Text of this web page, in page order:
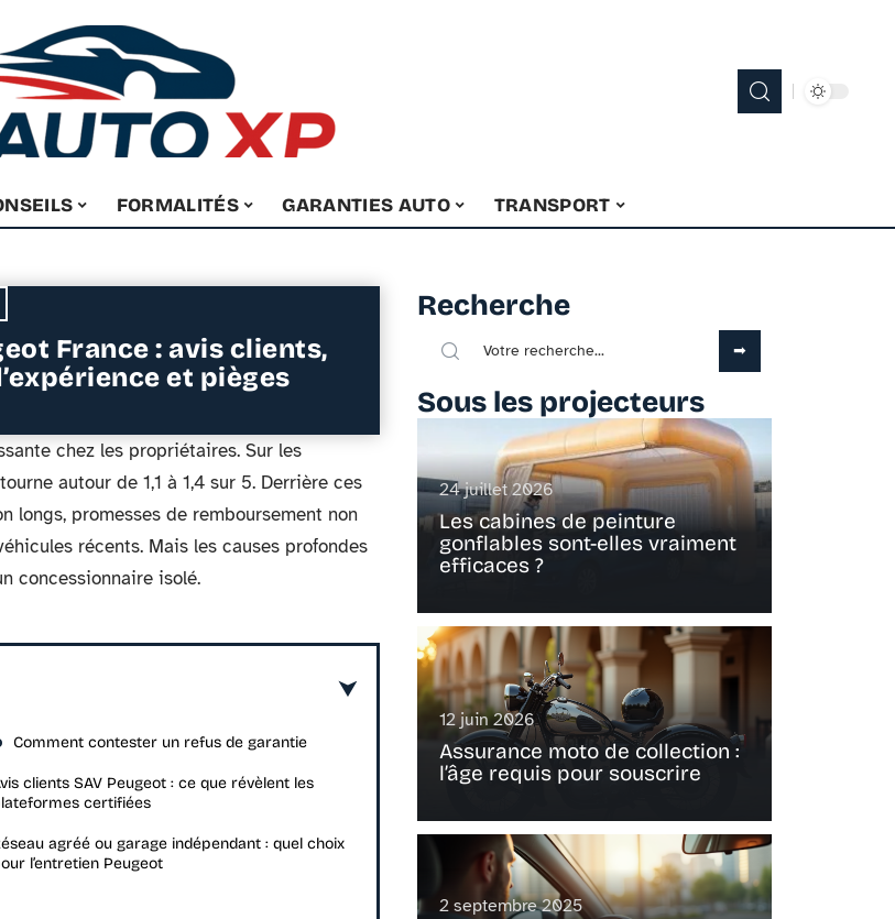
FORMALITÉS GARANTIES AUTO TRANSPORT
France : avis clients,
et pièges
chez les propriétaires. Sur les
autour de 1,1 à 1,4 sur 5. Derrière ces
longs, promesses de remboursement non
récents. Mais les causes profondes
concessionnaire isolé.
Comment contester un refus de garantie
clients SAV Peugeot : ce que révèlent les
certifiées
agréé ou garage indépendant : quel choix
l’entretien Peugeot
Recherche
Sous les projecteurs
24 juillet 2026
Les cabines de peinture
gonflables sont-elles vraiment
efficaces ?
12 juin 2026
Assurance moto de collection :
l’âge requis pour souscrire
2 septembre 2025